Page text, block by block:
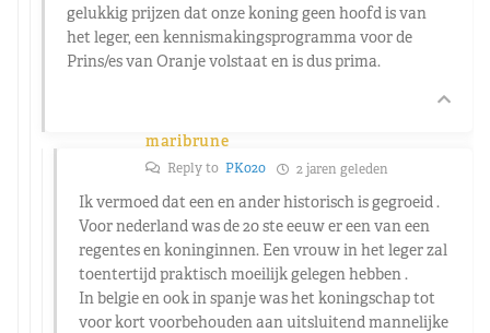
gelukkig prijzen dat onze koning geen hoofd is van
het leger, een kennismakingsprogramma voor de
Prins/es van Oranje volstaat en is dus prima.
maribrune
Reply to PK020 2 jaren geleden
Ik vermoed dat een en ander historisch is gegroeid .
Voor nederland was de 20 ste eeuw er een van een
regentes en koninginnen. Een vrouw in het leger zal
toentertijd praktisch moeilijk gelegen hebben .
In belgie en ook in spanje was het koningschap tot
voor kort voorbehouden aan uitsluitend mannelijke